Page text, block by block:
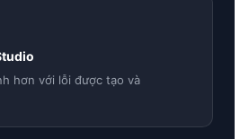
hơn với lỗi được tạo và